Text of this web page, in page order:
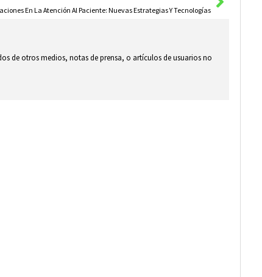
En La Atención Al Paciente: Nuevas Estrategias Y Tecnologías
de otros medios, notas de prensa, o artículos de usuarios no